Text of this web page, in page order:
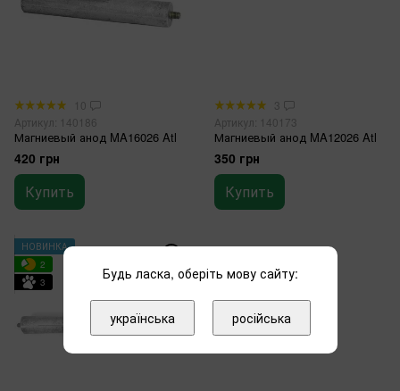
10
Артикул: 140186
Магниевый анод MA16026 Atl
420 грн
Купить
3
Артикул: 140173
Магниевый анод MA12026 Atl
350 грн
Купить
НОВИНКА
2
3
Будь ласка, оберіть мову сайту:
українська російська